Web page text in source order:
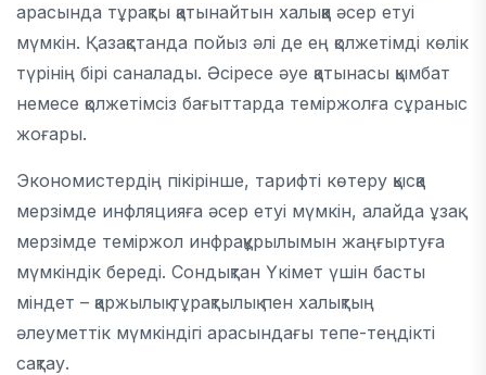
арасында тұрақты қатынайтын халыққа әсер етуі
мүмкін. Қазақстанда пойыз әлі де ең қолжетімді көлік
түрінің бірі саналады. Әсіресе әуе қатынасы қымбат
немесе қолжетімсіз бағыттарда теміржолға сұраныс
жоғары.
Экономистердің пікірінше, тарифті көтеру қысқа
мерзімде инфляцияға әсер етуі мүмкін, алайда ұзақ
мерзімде теміржол инфрақұрылымын жаңғыртуға
мүмкіндік береді. Сондықтан Үкімет үшін басты
міндет – қаржылық тұрақтылық пен халықтың
әлеуметтік мүмкіндігі арасындағы тепе-теңдікті
сақтау.